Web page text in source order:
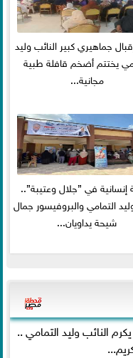
جماهيري كبير النائب وليد
يختتم أضخم قافلة طبية
مجانية...
في ”جلال وعتيبة”..
التمامي والبروفيسور جمال
شيحة يداويان...
النائب وليد التمامي ..